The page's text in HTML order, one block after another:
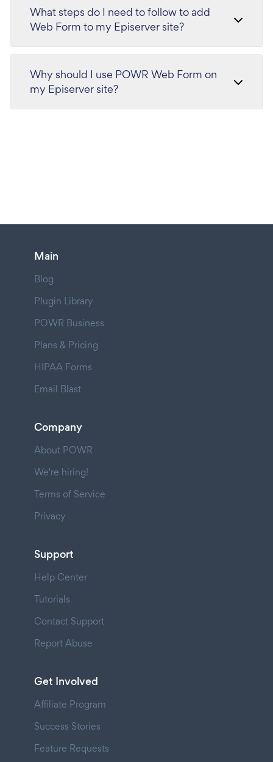
What steps do I need to follow to add
Web Form to my Episerver site?
Why should I use POWR Web Form on
my Episerver site?
Main
Blog
Plugin Library
POWR Business
Plans & Pricing
HIPAA Forms
Email Blast
Company
About POWR
We're hiring!
Terms of Service
Privacy
Support
Help Center
Tutorials
Contact Support
Report Abuse
Get Involved
Affiliate Program
Success Stories
Feature Requests